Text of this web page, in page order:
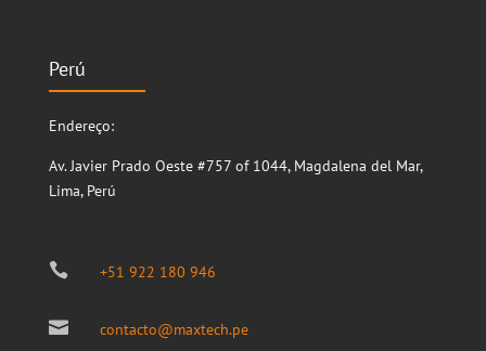
Perú
Endereço:
Av. Javier Prado Oeste #757 of 1044, Magdalena del Mar,
Lima, Perú
 +51 922 180 946
 contacto@maxtech.pe